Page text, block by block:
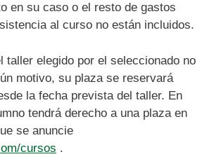
en su caso o el resto de gastos
al curso no están incluidos.
taller elegido por el seleccionado no
motivo, su plaza se reservará
la fecha prevista del taller. En
tendrá derecho a una plaza en
se anuncie
cursos .